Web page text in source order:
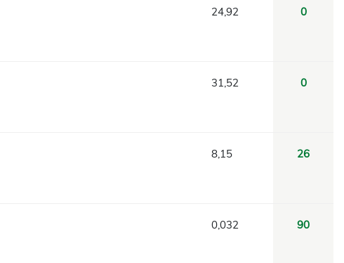
24,92 0
31,52 0
8,15 26
0,032 90